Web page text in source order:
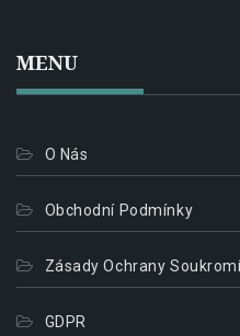
MENU
O Nás
Obchodní Podmínky
Zásady Ochrany
GDPR